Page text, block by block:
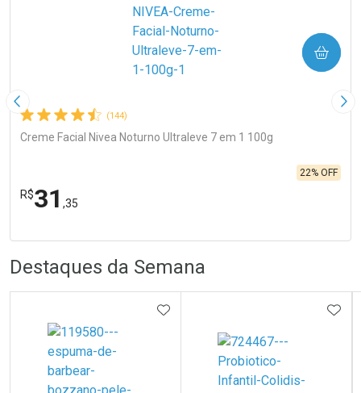
Imagem Anterior
(144)
Creme Facial Nivea Noturno Ultraleve 7 em 1 100g
R$31 ,35
22% OFF
COMPRAR
Laboratório
Por Menos
Destaques da Semana
ADICIONAR AOS FAVORITOS